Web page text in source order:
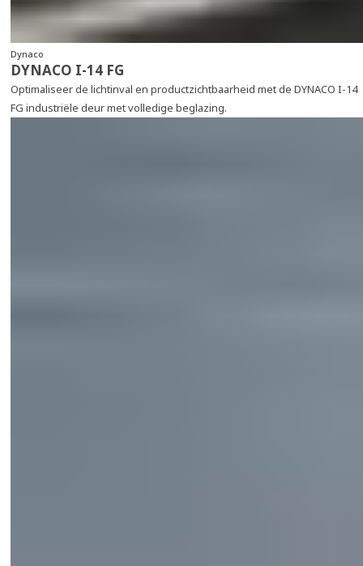
Dynaco
DYNACO I-14 FG
Optimaliseer de lichtinval en productzichtbaarheid met de DYNACO I-14
FG industriële deur met volledige beglazing.